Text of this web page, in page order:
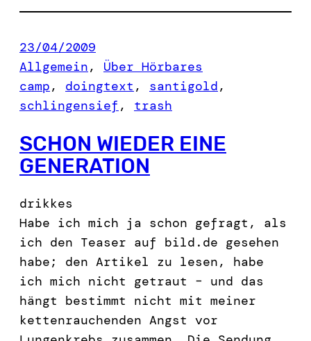
23/04/2009
Allgemein, Über Hörbares
camp, doingtext , santigold
schlingensief , trash
SCHON WIEDER EINE
GENERATION
drikkes
Habe ich mich ja schon gefragt, als
ich den Teaser auf bild.de gesehen
habe; den Artikel zu lesen, habe
ich mich nicht getraut – und das
hängt bestimmt nicht mit meiner
kettenrauchenden Angst vor